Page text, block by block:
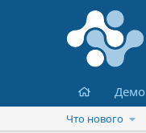
Главная
Демо
Что нового